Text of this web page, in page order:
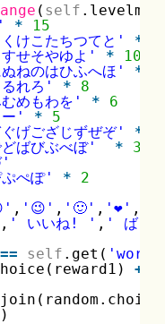
( self .levelmax
*
15
けこたちつてと' *
せそやゆよ' *
10
ねのはひふへほ' *
れろ' *
8
めもわを' *
6
' *
5
げござじずぜぞ' *
ばびぶべぼ' *
3
'
ぺぽ' *
2
, '😉' , '🙂' , '❤' ,
, ' いいね! ' , ' ばっ
== self .get( 'word'
+